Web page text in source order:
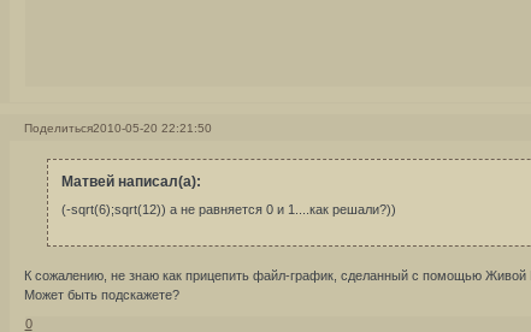
Поделиться2010-05-20 22:21:50
Матвей написал(а):
(-sqrt(6);sqrt(12)) а не равняется 0 и 1....как решали?))
К сожалению, не знаю как прицепить файл-график, сделанный с помощью Живой
Может быть подскажете?
0